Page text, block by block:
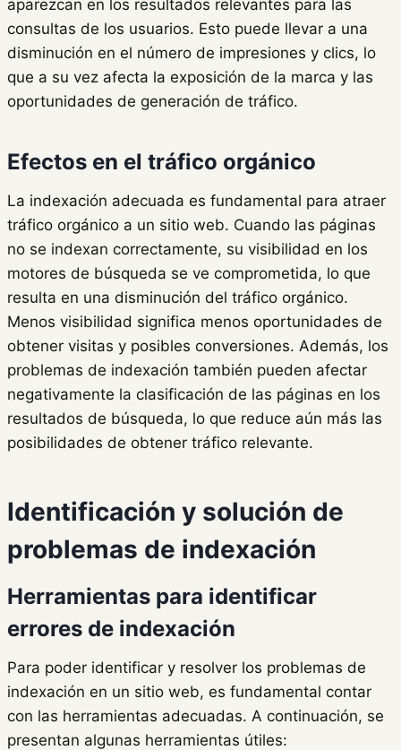
aparezcan en los resultados relevantes para las
consultas de los usuarios. Esto puede llevar a una
disminución en el número de impresiones y clics, lo
que a su vez afecta la exposición de la marca y las
oportunidades de generación de tráfico.
Efectos en el tráfico orgánico
La indexación adecuada es fundamental para atraer
tráfico orgánico a un sitio web. Cuando las páginas
no se indexan correctamente, su visibilidad en los
motores de búsqueda se ve comprometida, lo que
resulta en una disminución del tráfico orgánico.
Menos visibilidad significa menos oportunidades de
obtener visitas y posibles conversiones. Además, los
problemas de indexación también pueden afectar
negativamente la clasificación de las páginas en los
resultados de búsqueda, lo que reduce aún más las
posibilidades de obtener tráfico relevante.
Identificación y solución de
problemas de indexación
Herramientas para identificar
errores de indexación
Para poder identificar y resolver los problemas de
indexación en un sitio web, es fundamental contar
con las herramientas adecuadas. A continuación, se
presentan algunas herramientas útiles: